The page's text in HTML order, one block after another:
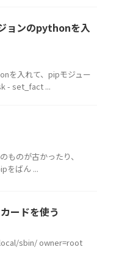
ョンのpythonを入
を入れて、pipモジュー
- set_fact ...
のが古かったり、
をばん ...
ードを使う
sbin/ owner=root